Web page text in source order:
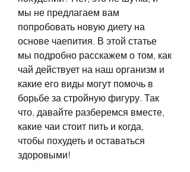
мы не предлагаем вам
попробовать новую диету на
основе чаепития. В этой статье
мы подробно расскажем о том, как
чай действует на наш организм и
какие его виды могут помочь в
борьбе за стройную фигуру. Так
что, давайте разберемся вместе,
какие чаи стоит пить и когда,
чтобы похудеть и оставаться
здоровыми!